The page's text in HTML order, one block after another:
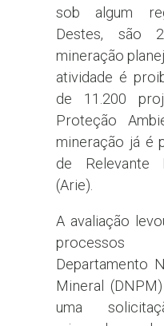
sob algum
Destes, são
mineração
atividade é
de 11.200
Proteção
mineração já é
de Relevante
(Arie).
A avaliação
processos
Departamento
Mineral
uma